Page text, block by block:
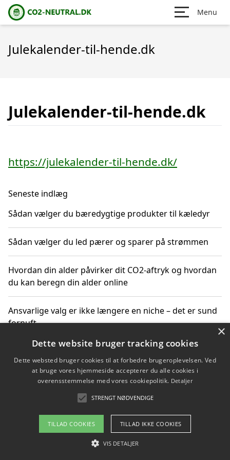
Menu
Julekalender-til-hende.dk
Julekalender-til-hende.dk
https://julekalender-til-hende.dk/
Seneste indlæg
Sådan vælger du bæredygtige produkter til kæledyr
Sådan vælger du led pærer og sparer på strømmen
Hvordan din alder påvirker dit CO2-aftryk og hvordan
du kan beregn din alder online
Ansvarlige valg er ikke længere en niche – det er sund
fornuft
Sådan kan du handle bæredygtigt og bestil med
faktura
Om / kontakt
Blog Betingelser
×
Dette website bruger tracking cookies
Dette websted bruger cookies til at forbedre brugeroplevelsen. Ved
at bruge vores hjemmeside accepterer du alle cookies i
overensstemmelse med vores cookiepolitik. Detaljer
STRENGT NØDVENDIGE
TILLAD COOKIES TILLAD IKKE COOKIES
VIS DETALJER